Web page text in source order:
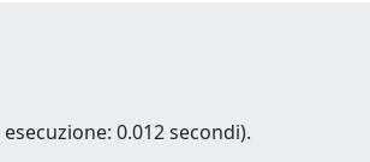
0.012 secondi).